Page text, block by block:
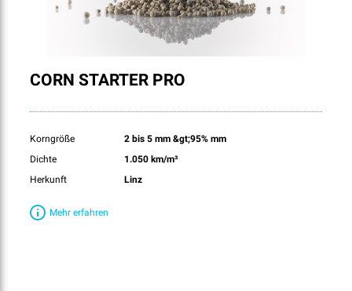
CORN STARTER PRO
Korngröße
2 bis 5 mm &gt;95% mm
Dichte
1.050 km/m³
Herkunft
Linz
Mehr erfahren